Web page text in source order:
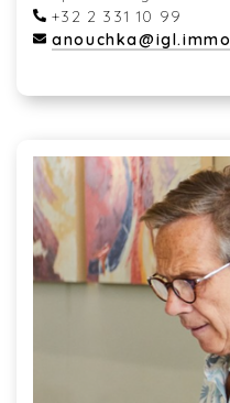
+32 2 331 10 99
anouchka@igl.immo